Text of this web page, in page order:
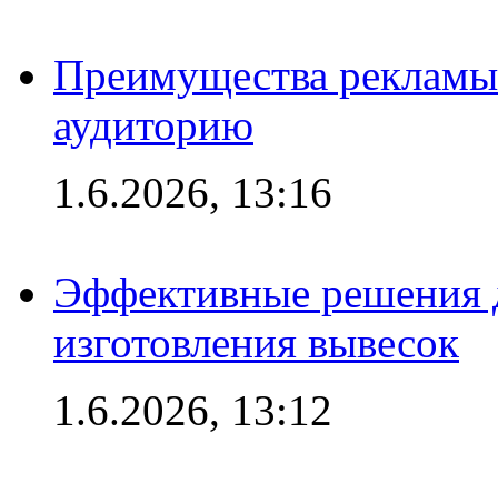
Преимущества
аудиторию
1.6.2026, 13:16
Эффективные решения
изготовления вывесок
1.6.2026, 13:12